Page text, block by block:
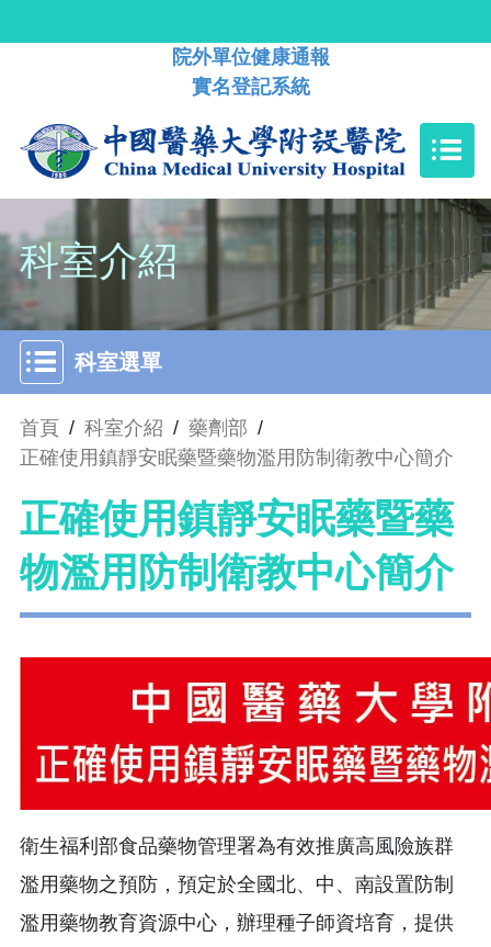
院外單位健康通報
實名登記系統
科室介紹
科室選單
首頁 / 科室介紹 / 藥劑部 /
正確使用鎮靜安眠藥暨藥物濫用防制衛教中心簡介
正確使用鎮靜安眠藥暨藥
物濫用防制衛教中心簡介
衛生福利部食品藥物管理署為有效推廣高風險族群
濫用藥物之預防，預定於全國北、中、南設置防制
濫用藥物教育資源中心，辦理種子師資培育，提供